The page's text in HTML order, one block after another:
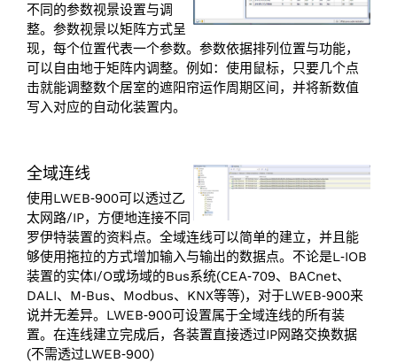
不同的参数视景设置与调
整。参数视景以矩阵方式呈
现，每个位置代表一个参数。参数依据排列位置与功能，
可以自由地于矩阵内调整。例如：使用鼠标，只要几个点
击就能调整数个居室的遮阳帘运作周期区间，并将新数值
写入对应的自动化装置内。
全域连线
使用LWEB‑900可以透过乙
太网路/‌IP，方便地连接不同
罗伊特装置的资料点。全域连线可以简单的建立，并且能
够使用拖拉的方式增加输入与输出的数据点。不论是L‑IOB
装置的实体I/‌O或场域的Bus系统(CEA‑709、BACnet、
DALI、M‑Bus、Modbus、KNX等等)，对于LWEB‑900来
说并无差异。LWEB‑900可设置属于全域连线的所有装
置。在连线建立完成后，各装置直接透过IP网路交换数据
(不需透过LWEB‑900)